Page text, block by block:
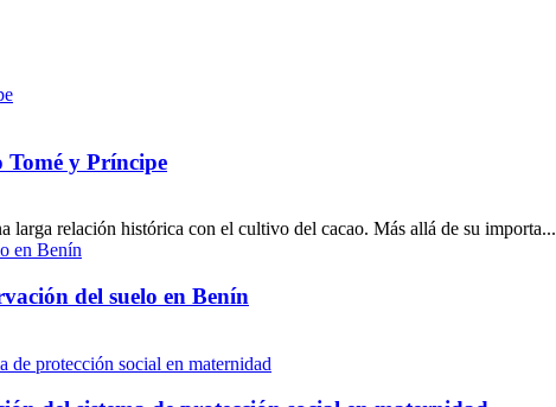
Tomé y Príncipe
larga relación histórica con el cultivo del cacao. Más allá de su importa...
del suelo en Benín